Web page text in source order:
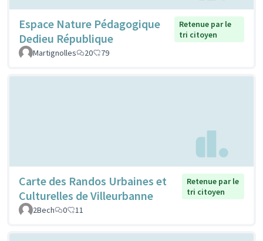
Espace Nature Pédagogique
Dedieu République
Retenue par le
tri citoyen
Martignolles
20 79
Carte des Randos Urbaines et
Culturelles de Villeurbanne
Retenue par le
tri citoyen
2Bech
0 11